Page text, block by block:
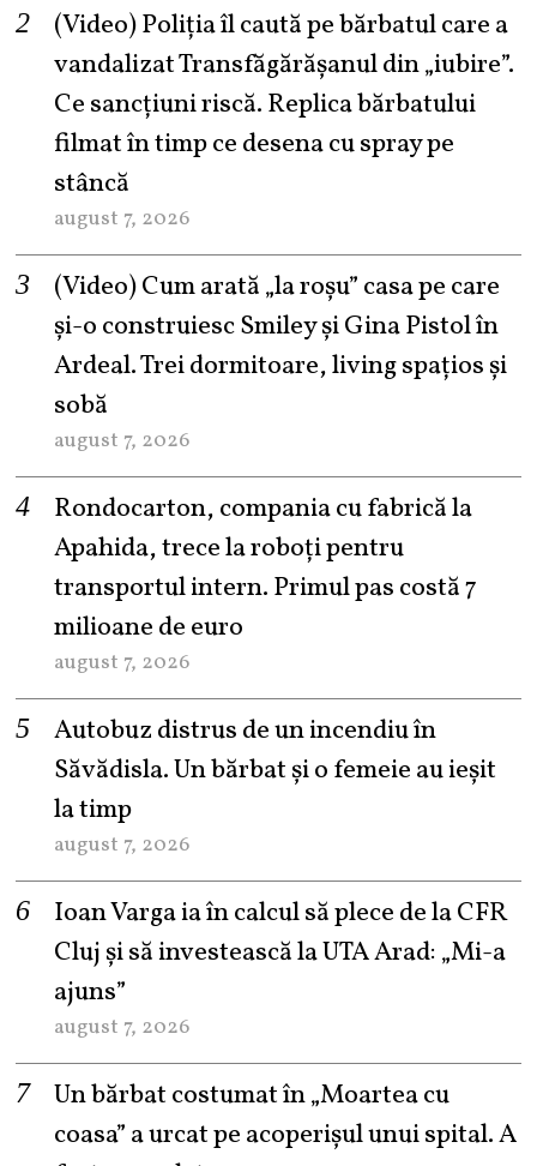
(Video) Poliția îl caută pe bărbatul care a
vandalizat Transfăgărășanul din „iubire”.
Ce sancțiuni riscă. Replica bărbatului
filmat în timp ce desena cu spray pe
stâncă
august 7, 2026
(Video) Cum arată „la roşu” casa pe care
şi-o construiesc Smiley şi Gina Pistol în
Ardeal. Trei dormitoare, living spațios și
sobă
august 7, 2026
Rondocarton, compania cu fabrică la
Apahida, trece la roboți pentru
transportul intern. Primul pas costă 7
milioane de euro
august 7, 2026
Autobuz distrus de un incendiu în
Săvădisla. Un bărbat și o femeie au ieșit
la timp
august 7, 2026
Ioan Varga ia în calcul să plece de la CFR
Cluj și să investească la UTA Arad: „Mi-a
ajuns”
august 7, 2026
Un bărbat costumat în „Moartea cu
coasa” a urcat pe acoperișul unui spital. A